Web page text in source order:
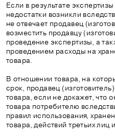
Если в результате
недостатки возникли
не отвечает продавец
возместить продавцу
проведение экспертизы, а
проведением расходы на
товара.
В отношении товара, на
срок, продавец
товара, если не докажет, что
товара потребителю
правил использования,
товара, действий третьих